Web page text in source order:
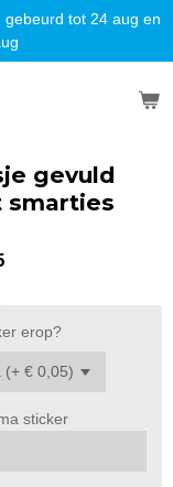
tot 24 aug en
gevuld
smarties
erop?
sticker